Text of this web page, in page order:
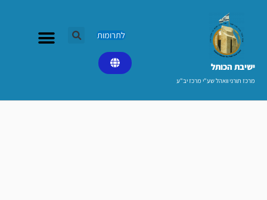
ישיבת הכותל​
מרכז תורני וואהל שע"י מרכז יב"ע
לתרומות